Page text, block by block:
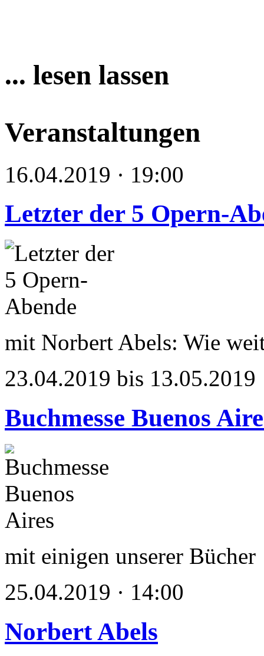
... lesen lassen
Veranstaltungen
16.04.2019 · 19:00
Letzter der 5 Opern-
mit Norbert Abels: Wie
23.04.2019 bis 13.05.2019
Buchmesse Buenos
mit einigen unserer Bücher
25.04.2019 · 14:00
Norbert Abels